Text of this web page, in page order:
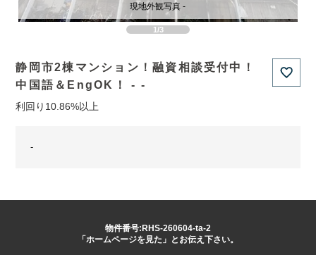
1/3
現地外観写真 -
静岡市2棟マンション！融資相談受付中！
中国語＆EngOK！ - -
利回り10.86%以上
-
物件番号:RHS-260604-ta-2
「ホームページを見た」とお伝え下さい。